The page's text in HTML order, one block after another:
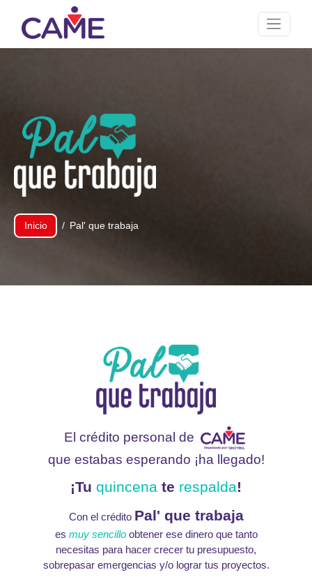
El crédito personal de
que estabas esperando¡ha llegado!
¡Tuquincenaterespalda